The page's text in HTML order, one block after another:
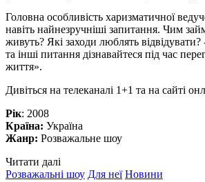
Головна особливість харизматичної
навіть найнезручніші запитання. Чим
живуть? Які заходи люблять відвідувати?
та інші питання дізнавайтеся під час
життя».
Дивіться на телеканалі 1+1 та на сайті
Рік: 2008
Країна: Україна
Жанр: Розважальне шоу
Читати далі
Розважальні шоу Для неї Новини